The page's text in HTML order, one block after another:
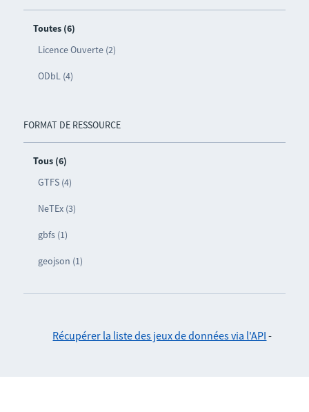
Toutes (6)
Licence Ouverte (2)
ODbL (4)
FORMAT DE RESSOURCE
Tous (6)
GTFS (4)
NeTEx (3)
gbfs (1)
geojson (1)
Récupérer la liste des jeux de données via l'API -